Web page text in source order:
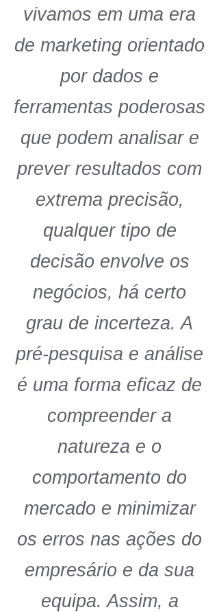
vivamos em uma era
de marketing orientado
por dados e
ferramentas poderosas
que podem analisar e
prever resultados com
extrema precisão,
qualquer tipo de
decisão envolve os
negócios, há certo
grau de incerteza. A
pré-pesquisa e análise
é uma forma eficaz de
compreender a
natureza e o
comportamento do
mercado e minimizar
os erros nas ações do
empresário e da sua
equipa. Assim, a